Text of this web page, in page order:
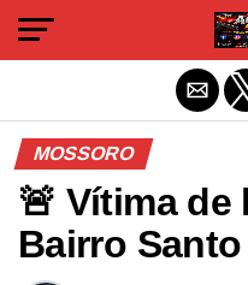
MOSSORO
🚨 Vítima
Bairro
Sair da